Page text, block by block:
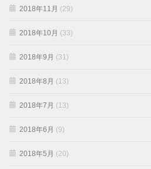
2018年11月 (29)
2018年10月 (33)
2018年9月 (31)
2018年8月 (13)
2018年7月 (13)
2018年6月 (9)
2018年5月 (20)